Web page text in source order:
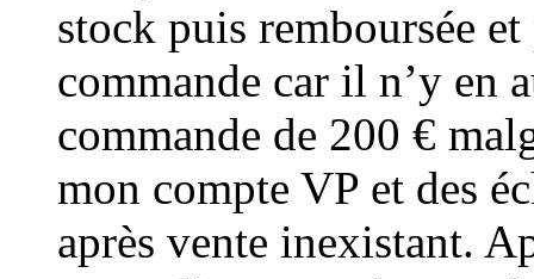
stock puis remboursée
commande car il n’y en
commande de 200 €
mon compte VP et des
après vente inexistant.